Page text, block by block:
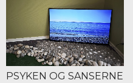
PSYKEN OG SANSERNE